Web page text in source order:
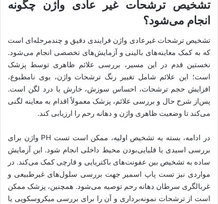
تشخیص ترشحات غیر عادی واژن چگونه
انجام می‌شود؟
تشخیص ترشحات غیرعادی واژن فرایندی دقیق و چندمرحله‌ای است
که به کمک معاینه‌های بالینی و آزمایش‌های تخصصی انجام می‌شود.
نخستین قدم در این مسیر، بررسی علائم ظاهری توسط پزشک
است؛ این علائم شامل تغییر رنگ ترشحات واژن، بوی نامطبوع،
افزایش حجم ترشحات، احساس سوزش، خارش یا درد لگن است.
پس‌از شرح حال و بررسی علائم، پزشک معمولاً اقدام به معاینه لگنی
می‌کند تا وضعیت ظاهری واژن و دهانه رحم را ارزیابی کند.
در ادامه، بسته به تشخیص اولیه، ممکن است تست PH واژن برای
بررسی اسیدی یا قلیایی‌بودن محیط داخلی انجام شود. این آزمایش
ساده به تشخیص بین عفونت‌های باکتریایی و قارچی کمک می‌کند. در
مواردی نیز تست پاپ اسمیر جهت بررسی سلول‌های غیرطبیعی و
غربالگری سرطان دهانه رحم توصیه می‌شود. همچنین، پزشک ممکن
است از ترشحات نمونه‌برداری و آن را برای بررسی میکروسکوپی یا